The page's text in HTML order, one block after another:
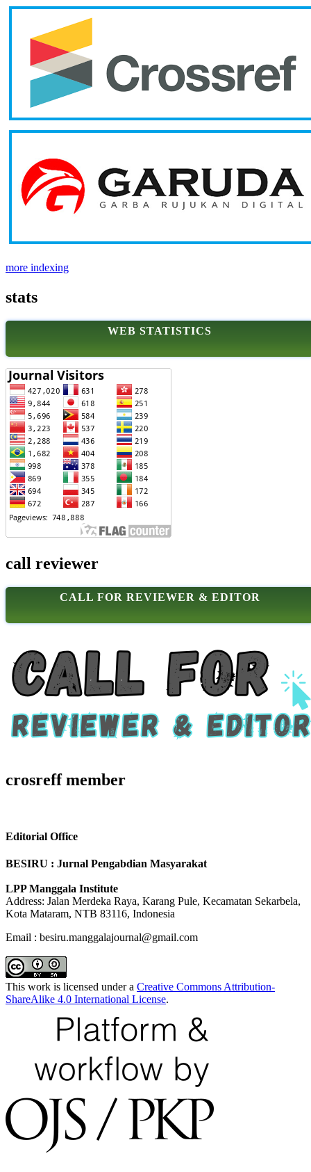
more indexing
stats
WEB STATISTICS
call reviewer
CALL FOR REVIEWER & EDITOR
crosreff member
Editorial Office
BESIRU : Jurnal Pengabdian Masyarakat
LPP Manggala Institute
Address: Jalan Merdeka Raya, Karang Pule, Kecamatan Sekarbela,
Kota Mataram, NTB 83116, Indonesia
Email : besiru.manggalajournal@gmail.com
This work is licensed under a Creative Commons Attribution-
ShareAlike 4.0 International License.